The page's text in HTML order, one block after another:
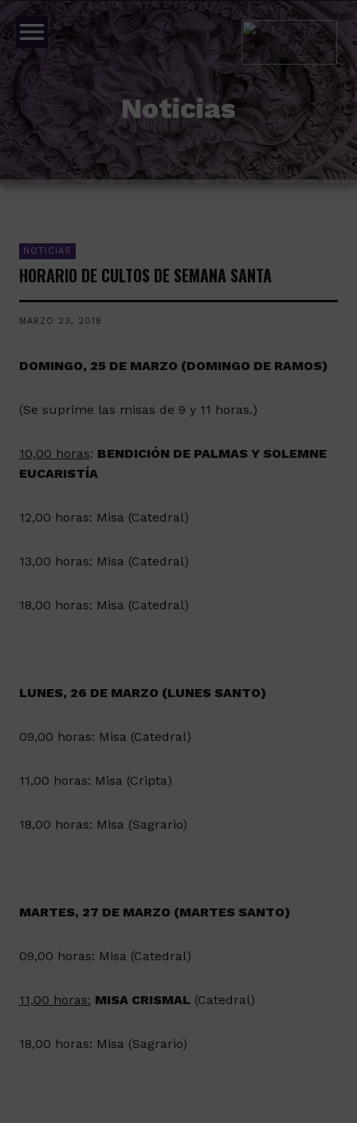
menu
Noticias
NOTICIAS
HORARIO DE CULTOS DE SEMANA SANTA
MARZO 23, 2018
DOMINGO, 25 DE MARZO (DOMINGO DE RAMOS)
(Se suprime las misas de 9 y 11 horas.)
10,00 horas: BENDICIÓN DE PALMAS Y SOLEMNE
EUCARISTÍA
12,00 horas: Misa (Catedral)
13,00 horas: Misa (Catedral)
18,00 horas: Misa (Catedral)
LUNES, 26 DE MARZO (LUNES SANTO)
09,00 horas: Misa (Catedral)
11,00 horas: Misa (Cripta)
18,00 horas: Misa (Sagrario)
MARTES, 27 DE MARZO (MARTES SANTO)
09,00 horas: Misa (Catedral)
11,00 horas: MISA CRISMAL(Catedral)
18,00 horas: Misa (Sagrario)